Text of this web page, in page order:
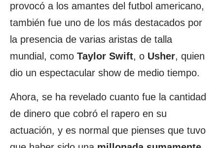
provocó a los amantes del futbol americano,
también fue uno de los más destacados por
la presencia de varias aristas de talla
mundial, como Taylor Swift, o Usher, quien
dio un espectacular show de medio tiempo.
Ahora, se ha revelado cuanto fue la cantidad
de dinero que cobró el rapero en su
actuación, y es normal que pienses que tuvo